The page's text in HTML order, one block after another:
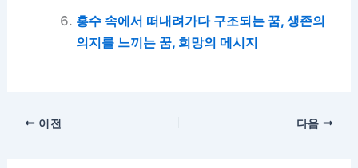
홍수 속에서 떠내려가다 구조되는 꿈, 생존의
의지를 느끼는 꿈, 희망의 메시지
이전 다음